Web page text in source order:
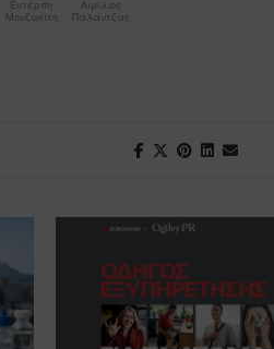
Ευτέρπη
Μουζακίτη
Αιμίλιος
Παλάντζας